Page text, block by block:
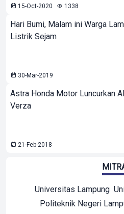
15-Oct-2020 1338
Hari Bumi, Malam ini Warga
Listrik Sejam
30-Mar-2019
Astra Honda Motor Luncurkan
Verza
21-Feb-2018
Universitas Lampung
Politeknik Negeri